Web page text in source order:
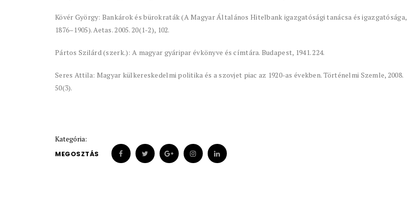
Kövér György: Bankárok és bürokraták (A Magyar Általános Hitelbank igazgatósági tanácsa és igazgatósága,
1876–1905). Aetas. 2005. 20(1-2), 102.
Pártos Szilárd (szerk.): A magyar gyáripar évkönyve és címtára. Budapest, 1941. 224.
Seres Attila: Magyar külkereskedelmi politika és a szovjet piac az 1920-as években. Történelmi Szemle, 2008.
50(3).
Kategória:
MEGOSZTÁS